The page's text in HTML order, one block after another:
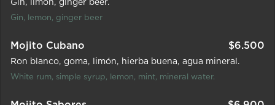
Gin limón ginger beer.
Gin, lemon, ginger beer
Mojito Cubano $6.500
Ron blanco goma limón hierba buena agua mineral.
White rum, simple syrup, lemon, mint, mineral water.